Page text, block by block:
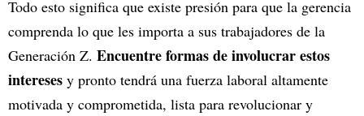
Todo esto significa que existe presión para que la gerencia
comprenda lo que les importa a sus trabajadores de la
Generación Z. Encuentre formas de involucrar estos
intereses y pronto tendrá una fuerza laboral altamente
motivada y comprometida, lista para revolucionar y